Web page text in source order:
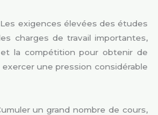
Les exigences élevées des études
charges de travail importantes,
la compétition pour obtenir de
une pression considérable
un grand nombre de cours,